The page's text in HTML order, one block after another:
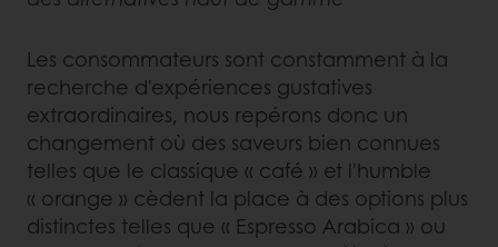
Les consommateurs sont constamment à la
recherche d'expériences gustatives
extraordinaires, nous repérons donc un
changement où des saveurs bien connues
telles que le classique « café » et l'humble
« orange » cèdent la place à des options plus
distinctes telles que « Espresso Arabica » ou